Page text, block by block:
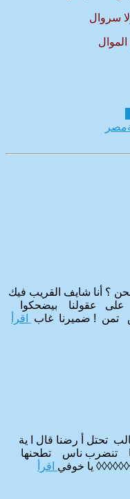
سروال
مصر
؟ أنا شايف القريب فيك
على عقولنا بيضحكوا
تمن ! ضميرنا غاب
اقرأ
تحتل أ رضنا قال ا ية
تنضرب ناس تطحنها
يا خوفي اقرأ